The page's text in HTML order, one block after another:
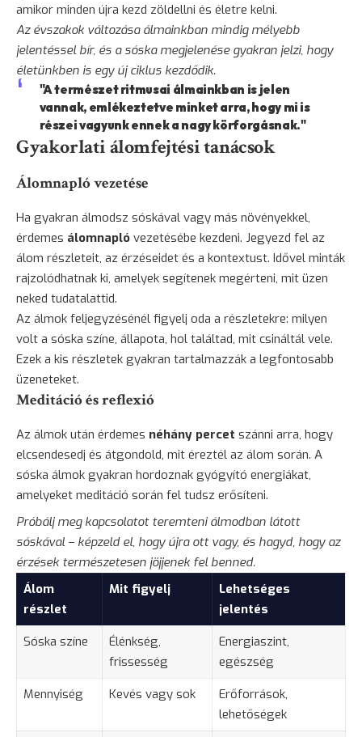
amikor minden újra kezd zöldellni és életre kelni.
Az évszakok változása álmainkban mindig mélyebb
jelentéssel bír, és a sóska megjelenése gyakran jelzi, hogy
életünkben is egy új ciklus kezdődik.
"A természet ritmusai álmainkban is jelen
vannak, emlékeztetve minket arra, hogy mi is
részei vagyunk ennek a nagy körforgásnak."
Gyakorlati álomfejtési tanácsok
Álomnapló vezetése
Ha gyakran álmodsz sóskával vagy más növényekkel,
érdemes álomnapló vezetésébe kezdeni. Jegyezd fel az
álom részleteit, az érzéseidet és a kontextust. Idővel minták
rajzolódhatnak ki, amelyek segítenek megérteni, mit üzen
neked tudatalattid.
Az álmok feljegyzésénél figyelj oda a részletekre: milyen
volt a sóska színe, állapota, hol találtad, mit csináltál vele.
Ezek a kis részletek gyakran tartalmazzák a legfontosabb
üzeneteket.
Meditáció és reflexió
Az álmok után érdemes néhány percet szánni arra, hogy
elcsendesedj és átgondold, mit éreztél az álom során. A
sóska álmok gyakran hordoznak gyógyító energiákat,
amelyeket meditáció során fel tudsz erősíteni.
Próbálj meg kapcsolatot teremteni álmodban látott
sóskával – képzeld el, hogy újra ott vagy, és hagyd, hogy az
érzések természetesen jöjjenek fel benned.
Álom
részlet
Mit figyelj
Lehetséges
jelentés
Sóska színe
Élénkség,
frissesség
Energiaszint,
egészség
Mennyiség
Kevés vagy sok
Erőforrások,
lehetőségek